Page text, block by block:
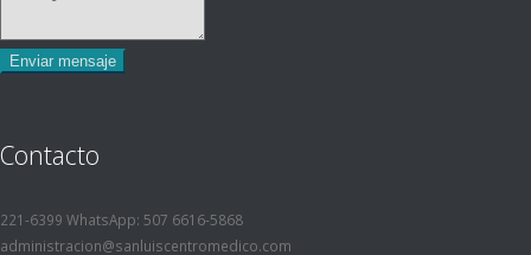
Contacto
221-6399 WhatsApp: 507 6616-5868
administracion@sanluiscentromedico.com